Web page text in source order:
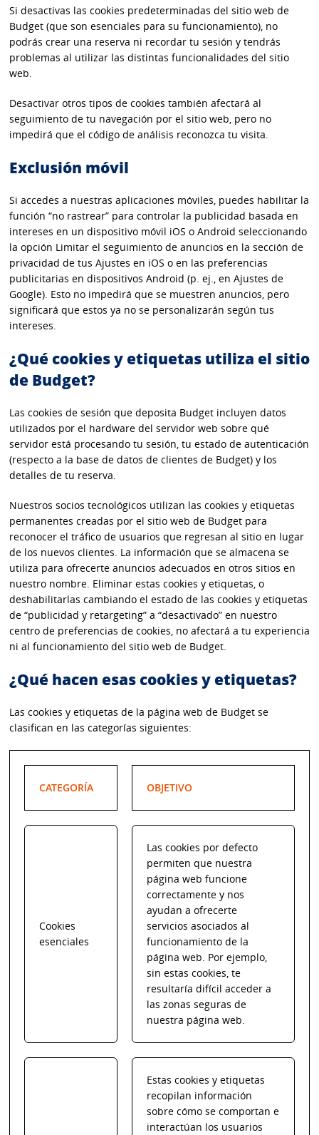
Si desactivas las cookies predeterminadas del sitio web de
Budget (que son esenciales para su funcionamiento), no
podrás crear una reserva ni recordar tu sesión y tendrás
problemas al utilizar las distintas funcionalidades del sitio
web.
Desactivar otros tipos de cookies también afectará al
seguimiento de tu navegación por el sitio web, pero no
impedirá que el código de análisis reconozca tu visita.
Exclusión móvil
Si accedes a nuestras aplicaciones móviles, puedes habilitar la
función “no rastrear” para controlar la publicidad basada en
intereses en un dispositivo móvil iOS o Android seleccionando
la opción Limitar el seguimiento de anuncios en la sección de
privacidad de tus Ajustes en iOS o en las preferencias
publicitarias en dispositivos Android (p. ej., en Ajustes de
Google). Esto no impedirá que se muestren anuncios, pero
significará que estos ya no se personalizarán según tus
intereses.
¿Qué cookies y etiquetas utiliza el sitio
de Budget?
Las cookies de sesión que deposita Budget incluyen datos
utilizados por el hardware del servidor web sobre qué
servidor está procesando tu sesión, tu estado de autenticación
(respecto a la base de datos de clientes de Budget) y los
detalles de tu reserva.
Nuestros socios tecnológicos utilizan las cookies y etiquetas
permanentes creadas por el sitio web de Budget para
reconocer el tráfico de usuarios que regresan al sitio en lugar
de los nuevos clientes. La información que se almacena se
utiliza para ofrecerte anuncios adecuados en otros sitios en
nuestro nombre. Eliminar estas cookies y etiquetas, o
deshabilitarlas cambiando el estado de las cookies y etiquetas
de “publicidad y retargeting” a “desactivado” en nuestro
centro de preferencias de cookies, no afectará a tu experiencia
ni al funcionamiento del sitio web de Budget.
¿Qué hacen esas cookies y etiquetas?
Las cookies y etiquetas de la página web de Budget se
clasifican en las categorías siguientes:
CATEGORÍA OBJETIVO
Cookies
esenciales
Las cookies por defecto
permiten que nuestra
página web funcione
correctamente y nos
ayudan a ofrecerte
servicios asociados al
funcionamiento de la
página web. Por ejemplo,
sin estas cookies, te
resultaría difícil acceder a
las zonas seguras de
nuestra página web.
Estas cookies y etiquetas
recopilan información
sobre cómo se comportan e
interactúan los usuarios